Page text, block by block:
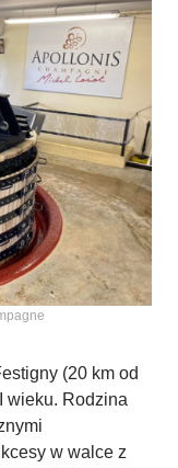
(20 km od
wieku. Rodzina
w walce z